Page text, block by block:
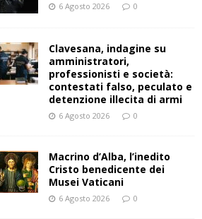
6 Agosto 2026 0
Clavesana, indagine su
amministratori,
professionisti e società:
contestati falso, peculato e
detenzione illecita di armi
6 Agosto 2026 0
Macrino d’Alba, l’inedito
Cristo benedicente dei
Musei Vaticani
6 Agosto 2026 0